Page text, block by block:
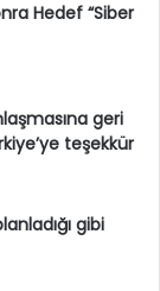
Hedef “Siber
geri
teşekkür
gibi